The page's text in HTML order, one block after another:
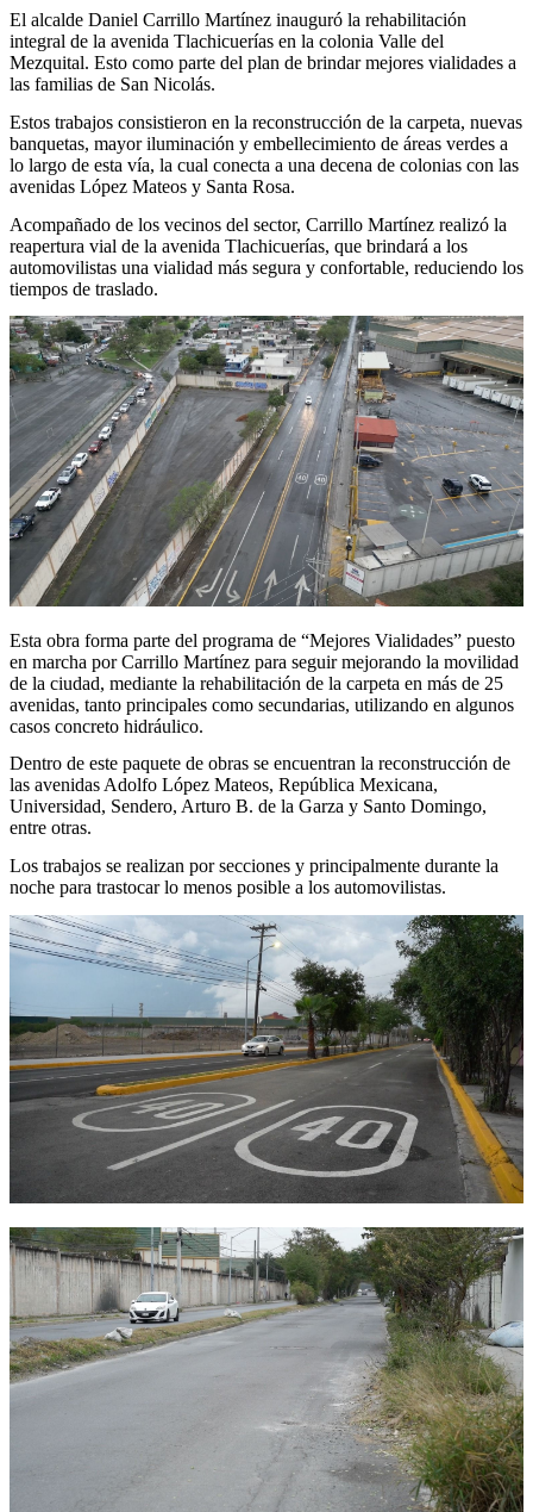
El alcalde Daniel Carrillo Martínez inauguró la rehabilitación
integral de la avenida Tlachicuerías en la colonia Valle del
Mezquital. Esto como parte del plan de brindar mejores vialidades a
las familias de San Nicolás.
Estos trabajos consistieron en la reconstrucción de la carpeta, nuevas
banquetas, mayor iluminación y embellecimiento de áreas verdes a
lo largo de esta vía, la cual conecta a una decena de colonias con las
avenidas López Mateos y Santa Rosa.
Acompañado de los vecinos del sector, Carrillo Martínez realizó la
reapertura vial de la avenida Tlachicuerías, que brindará a los
automovilistas una vialidad más segura y confortable, reduciendo los
tiempos de traslado.
Esta obra forma parte del programa de “Mejores Vialidades” puesto
en marcha por Carrillo Martínez para seguir mejorando la movilidad
de la ciudad, mediante la rehabilitación de la carpeta en más de 25
avenidas, tanto principales como secundarias, utilizando en algunos
casos concreto hidráulico.
Dentro de este paquete de obras se encuentran la reconstrucción de
las avenidas Adolfo López Mateos, República Mexicana,
Universidad, Sendero, Arturo B. de la Garza y Santo Domingo,
entre otras.
Los trabajos se realizan por secciones y principalmente durante la
noche para trastocar lo menos posible a los automovilistas.